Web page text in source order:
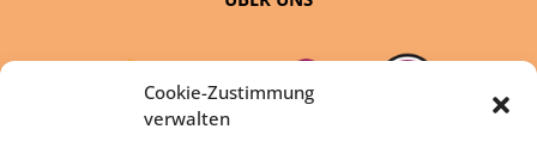
Cookie-Zustimmung
verwalten